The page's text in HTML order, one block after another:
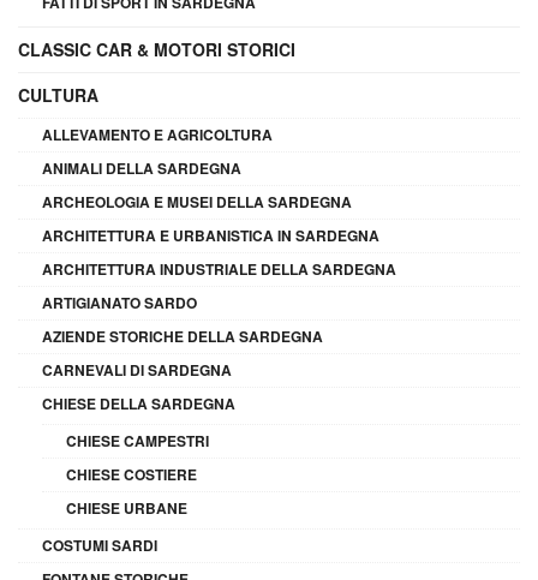
CLASSIC CAR & MOTORI STORICI
CULTURA
ALLEVAMENTO E AGRICOLTURA
ANIMALI DELLA SARDEGNA
ARCHEOLOGIA E MUSEI DELLA SARDEGNA
ARCHITETTURA E URBANISTICA IN SARDEGNA
ARCHITETTURA INDUSTRIALE DELLA SARDEGNA
ARTIGIANATO SARDO
AZIENDE STORICHE DELLA SARDEGNA
CARNEVALI DI SARDEGNA
CHIESE DELLA SARDEGNA
CHIESE CAMPESTRI
CHIESE COSTIERE
CHIESE URBANE
COSTUMI SARDI